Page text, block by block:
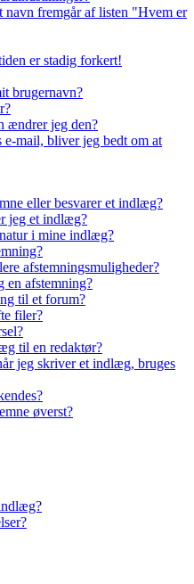
fremgår af listen "Hvem er
er stadig forkert!
brugernavn?
ændrer jeg den?
mail, bliver jeg bedt om at
eller besvarer et indlæg?
jeg et indlæg?
i mine indlæg?
afstemningsmuligheder?
en afstemning?
til et forum?
filer?
til en redaktør?
jeg skriver et indlæg, bruges
øverst?